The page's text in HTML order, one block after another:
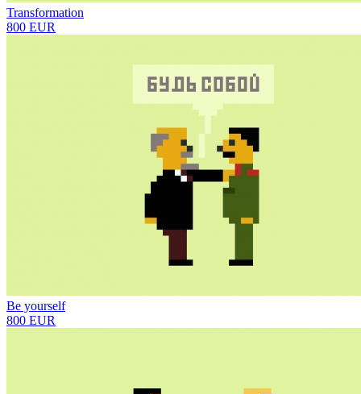
Transformation
800 EUR
Be yourself
800 EUR